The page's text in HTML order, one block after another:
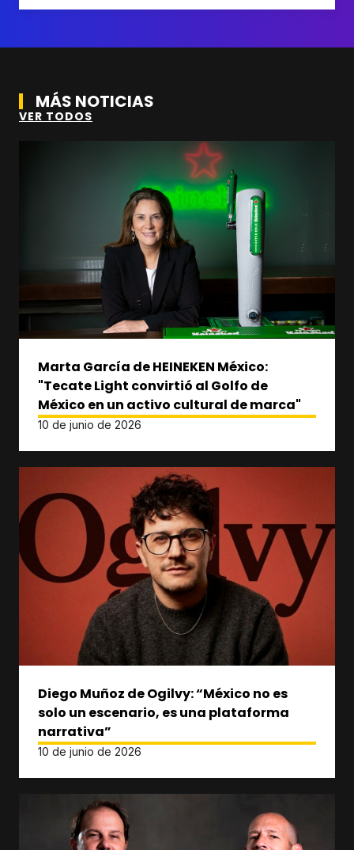
MÁS NOTICIAS
VER TODOS
Marta García de HEINEKEN México:
"Tecate Light convirtió al Golfo de
México en un activo cultural de marca"
10 de junio de 2026
Diego Muñoz de Ogilvy: “México no es
solo un escenario, es una plataforma
narrativa”
10 de junio de 2026